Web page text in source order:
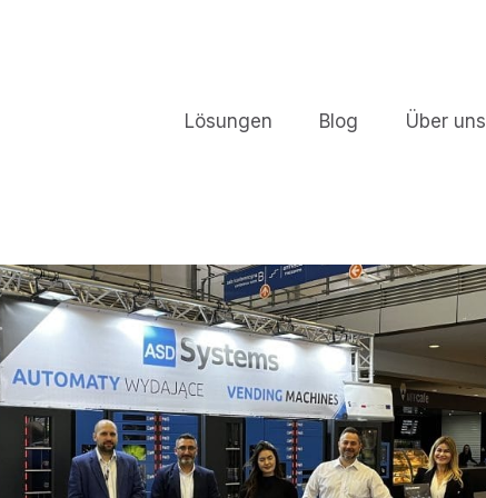
Lösungen Blog Über uns